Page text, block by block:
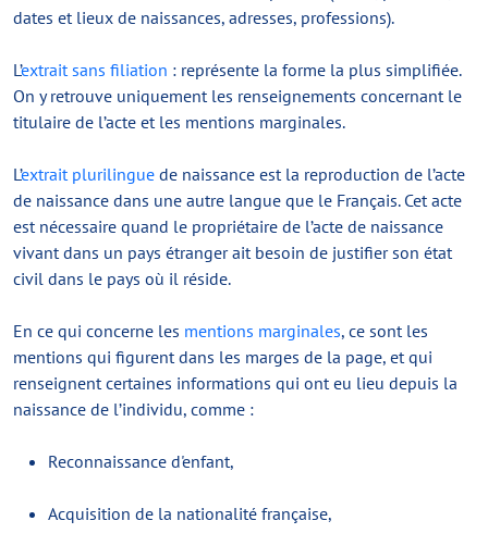
dates et lieux de naissances, adresses, professions).
L’extrait sans filiation : représente la forme la plus simplifiée.
On y retrouve uniquement les renseignements concernant le
titulaire de l’acte et les mentions marginales.
L’extrait plurilingue de naissance est la reproduction de l’acte
de naissance dans une autre langue que le Français. Cet acte
est nécessaire quand le propriétaire de l’acte de naissance
vivant dans un pays étranger ait besoin de justifier son état
civil dans le pays où il réside.
En ce qui concerne les mentions marginales, ce sont les
mentions qui figurent dans les marges de la page, et qui
renseignent certaines informations qui ont eu lieu depuis la
naissance de l’individu, comme :
Reconnaissance d'enfant,
Acquisition de la nationalité française,